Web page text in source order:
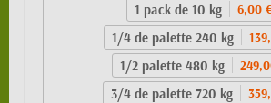
1 pack de 10 kg 6,00
1/4 de palette 240 kg
1/2 palette 480 kg
3/4 de palette 720 kg